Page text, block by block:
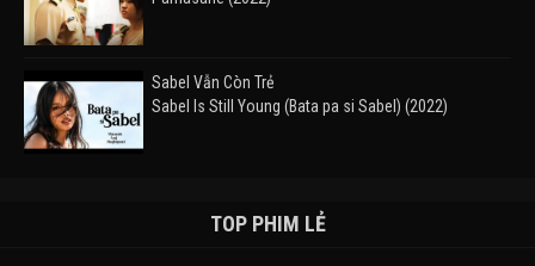
Sabel Vẫn Còn Trẻ
Sabel Is Still Young (Bata pa si Sabel) (2022)
Takas (2024)TOP PHIM LẺ